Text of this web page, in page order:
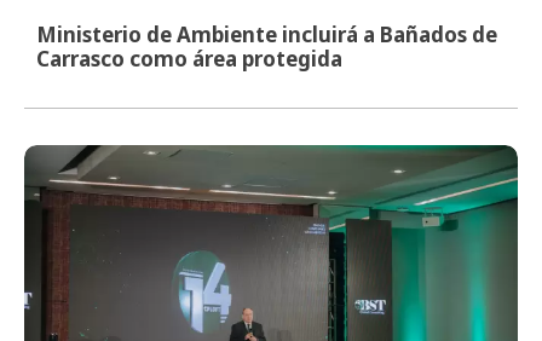
Ministerio de Ambiente incluirá a Bañados de
Carrasco como área protegida